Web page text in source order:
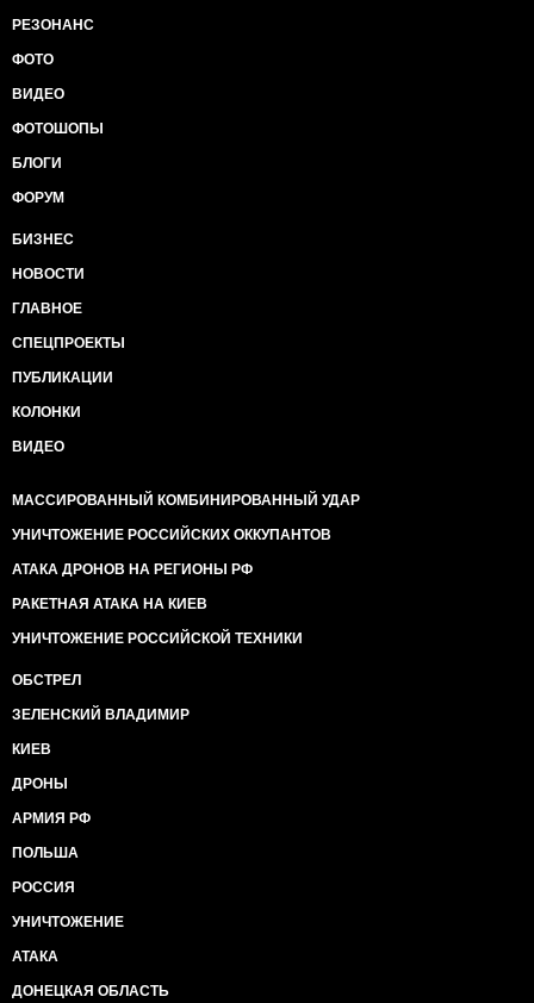
РЕЗОНАНС
ФОТО
ВИДЕО
ФОТОШОПЫ
БЛОГИ
ФОРУМ
БИЗНЕС
НОВОСТИ
ГЛАВНОЕ
СПЕЦПРОЕКТЫ
ПУБЛИКАЦИИ
КОЛОНКИ
ВИДЕО
МАССИРОВАННЫЙ КОМБИНИРОВАННЫЙ УДАР
УНИЧТОЖЕНИЕ РОССИЙСКИХ ОККУПАНТОВ
АТАКА ДРОНОВ НА РЕГИОНЫ РФ
РАКЕТНАЯ АТАКА НА КИЕВ
УНИЧТОЖЕНИЕ РОССИЙСКОЙ ТЕХНИКИ
ОБСТРЕЛ
ЗЕЛЕНСКИЙ ВЛАДИМИР
КИЕВ
ДРОНЫ
АРМИЯ РФ
ПОЛЬША
РОССИЯ
УНИЧТОЖЕНИЕ
АТАКА
ДОНЕЦКАЯ ОБЛАСТЬ